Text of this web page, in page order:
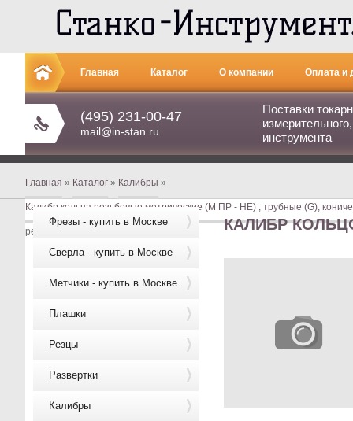
(495) 231-00-47
mail@in-stan.ru
Поставки
инструмента
Главная Каталог О компании Оплата и
Контакты
Главная » Каталог » Калибры »
Калибр кольца резьбовые метрические (М ПР - НЕ) , трубные (G),
резьбовое М24 (3,0) НЕ КАЛИБР
Фрезы - купить в Москве
Сверла - купить в Москве
Метчики - купить в Москве
Плашки
Резцы
Развертки
Калибры